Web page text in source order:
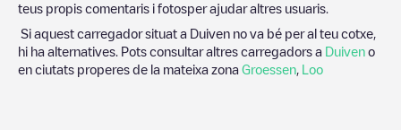
teus propis comentaris i fotosper ajudar altres usuaris.
Si aquest carregador situat a Duiven no va bé per al teu cotxe,
hi ha alternatives. Pots consultar altres carregadors a Duiven o
en ciutats properes de la mateixa zona Groessen Loo